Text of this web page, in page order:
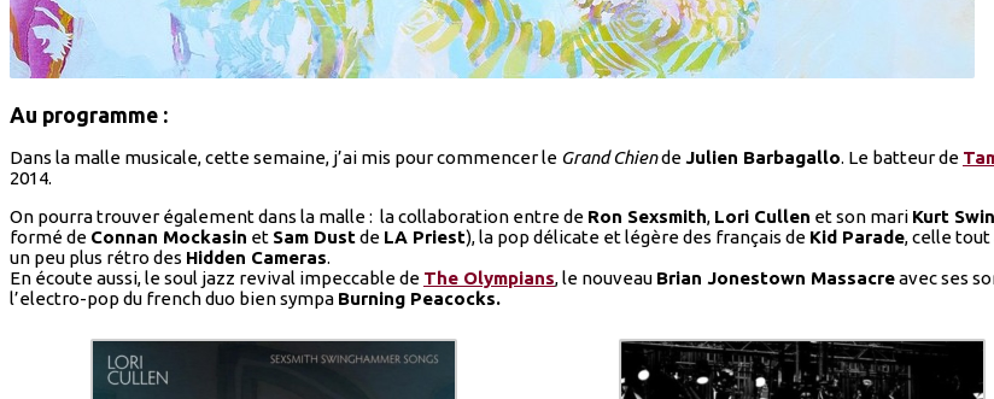
Au programme :
Dans la malle musicale, cette semaine, j’ai mis pour commencer le Grand Chiende Julien Barbagallo. Le batteur de
2014.
On pourra trouver également dans la malle : la collaboration entre de Ron Sexsmith, Lori Cullen et son mari Kurt
formé de Connan Mockasin et Sam Dustde LA Priest), la pop délicate et légère des français de Kid Parade, celle tout
un peu plus rétro des Hidden Cameras.
En écoute aussi, le soul jazz revival impeccable de The Olympians, le nouveau Brian Jonestown Massacreavec ses
l’electro-pop du french duo bien sympa Burning Peacocks.